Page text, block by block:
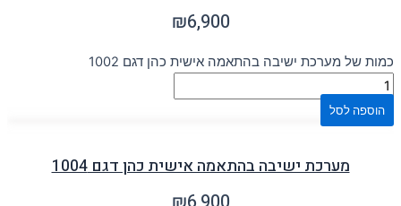
₪6,900
כמות של מערכת ישיבה בהתאמה אישית כהן דגם 1002
הוספה לסל
מערכת ישיבה בהתאמה אישית כהן דגם 1004